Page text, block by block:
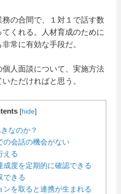
の合間で、１対１で話す数
くれる。人材育成のために
常に有効な手段だ。
人面談について、実施方法
ただければと思う。
[hide]
なのか？
の会話の機会がない
える
度を定期的に確認できる
できる
を取ると連携が生まれる